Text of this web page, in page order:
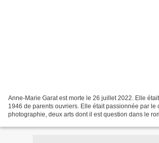
Anne-Marie Garat est morte le 26 juillet 2022. Elle
1946 de parents ouvriers. Elle était passionnée par le
photographie, deux arts dont il est question dans le